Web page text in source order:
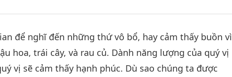
để nghĩ đến những thứ vô bổ, hay cảm thấy buồn vì
hoa, trái cây, và rau củ. Dành năng lượng của quý vị
vị sẽ cảm thấy hạnh phúc. Dù sao chúng ta được